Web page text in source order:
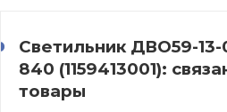
Светильник ДВО59-13-
840 (1159413001):
товары